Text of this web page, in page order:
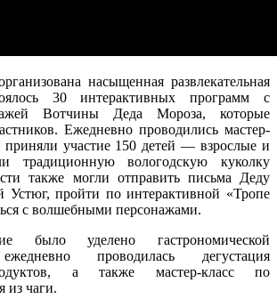
насыщенная развлекательная
30 интерактивных программ с
Вотчины Деда Мороза, которые
Ежедневно проводились мастер-
приняли участие 150 детей — взрослые и
традиционную вологодскую куколку
также могли отправить письма Деду
пройти по интерактивной «Тропе
с волшебными персонажами.
было уделено гастрономической
проводилась дегустация
а также мастер-класс по
из чаги.